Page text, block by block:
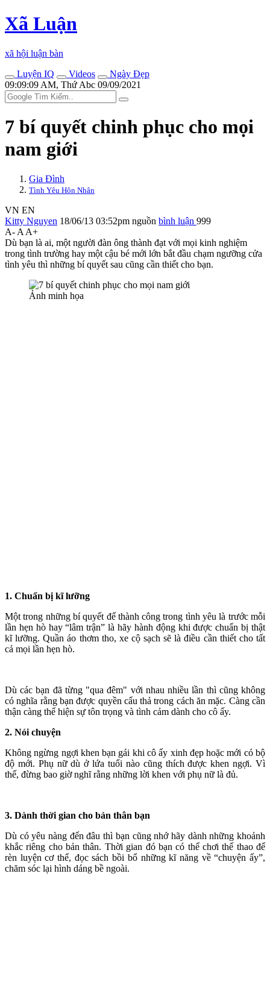
Xã Luận
xã hội luận bàn
Luyện IQ
Videos
Ngày Đẹp
09:09:09 AM, Thứ Abc 09/09/2021
7 bí quyết chinh phục cho mọi
nam giới
Gia Đình
Tình Yêu Hôn Nhân
VN EN
Kitty Nguyen 18/06/13 03:52pm nguồn bình luận 999
A- A A+
Dù bạn là ai, một người đàn ông thành đạt với mọi kinh nghiệm
trong tình trường hay một cậu bé mới lớn bắt đầu chạm ngưỡng cửa
tình yêu thì những bí quyết sau cũng cần thiết cho bạn.
Ảnh minh họa
1. Chuẩn bị kĩ lưỡng
Một trong những bí quyết để thành công trong tình yêu là trước mỗi
lần hẹn hò hay “lâm trận” là hãy hành động khi được chuẩn bị thật
kĩ lưỡng. Quần áo thơm tho, xe cộ sạch sẽ là điều cần thiết cho tất
cả mọi lần hẹn hò.
Dù các bạn đã từng "qua đêm" với nhau nhiều lần thì cũng không
có nghĩa rằng bạn được quyền cẩu thả trong cách ăn mặc. Càng cần
thận càng thể hiện sự tôn trọng và tình cảm dành cho cô ấy.
2. Nói chuyện
Không ngừng ngợi khen bạn gái khi cô ấy xinh đẹp hoặc mới có bộ
độ mới. Phụ nữ dù ở lứa tuổi nào cũng thích được khen ngợi. Vì
thế, đừng bao giờ nghĩ rằng những lời khen với phụ nữ là đủ.
3. Dành thời gian cho bản thân bạn
Dù có yêu nàng đến đâu thì bạn cũng nhớ hãy dành những khoảnh
khắc riêng cho bản thân. Thời gian đó bạn có thể chơi thể thao để
rèn luyện c‌ơ th‌ể, đọc sách bồi bổ những kĩ năng về “chu‌yện ấ‌y”,
chăm sóc lại hình dáng bề ngoài.